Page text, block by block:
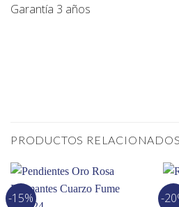
Garantía 3 años
PRODUCTOS RELACIONADOS
-15% -